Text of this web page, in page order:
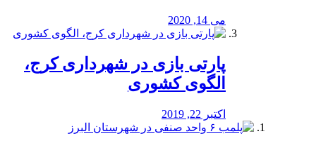
می 14, 2020
پارتی بازی در شهرداری کرج،
الگوی کشوری
اکتبر 22, 2019